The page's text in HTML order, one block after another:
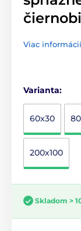
Viac informácií
Varianta:
60x30
200x100
Skladom >